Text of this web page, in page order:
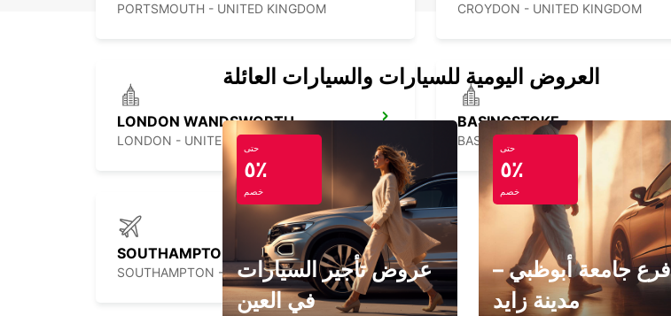
PORTSMOUTH - UNITED KINGDOM CROYDON - UNITED KINGDOM
LONDON WANDSWORTH
LONDON - UNITED KINGDOM
BASINGSTOKE
BASINGSTOKE - UNITED KINGDOM
SOUTHAMPTON AIRPORT
SOUTHAMPTON - UNITED KINGDOM
العروض اليومية للسيارات والسيارات العائلة
حتى
٥٪
خصم
عروض تأجير السيارات
في العين
حتى
٥٪
خصم
فرع جامعة أبوظبي –
مدينة زايد